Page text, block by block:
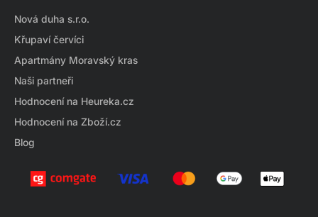
Nová duha s.r.o.
Křupaví červíci
Apartmány Moravský kras
Naši partneři
Hodnocení na Heureka.cz
Hodnocení na Zboží.cz
Blog